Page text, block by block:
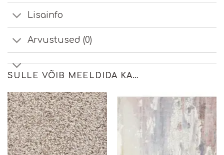
Lisainfo
Arvustused (0)
SULLE VÕIB MEELDIDA KA…